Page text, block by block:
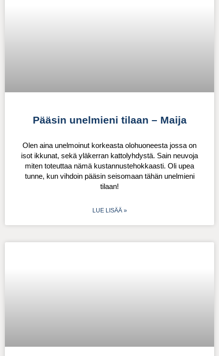
Pääsin unelmieni tilaan – Maija
Olen aina unelmoinut korkeasta olohuoneesta jossa on
isot ikkunat, sekä yläkerran kattolyhdystä. Sain neuvoja
miten toteuttaa nämä kustannustehokkaasti. Oli upea
tunne, kun vihdoin pääsin seisomaan tähän unelmieni
tilaan!
LUE LISÄÄ »